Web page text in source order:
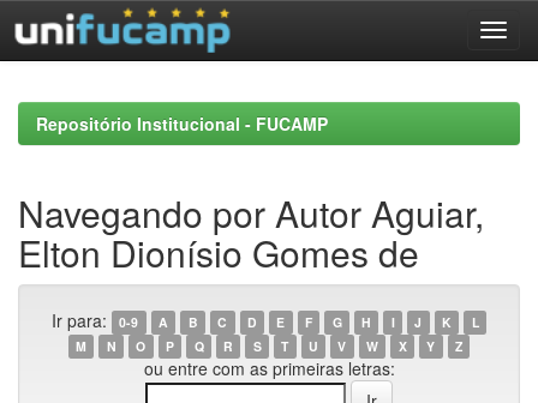
navigationRepositório Institucional - FUCAMP
Navegando por Autor Aguiar,
Elton Dionísio Gomes de
Ir para: 0-9 A B C D E F G H I J K
L
M
N O P Q R S T U V W X Y Z
ou entre com as primeiras letras: